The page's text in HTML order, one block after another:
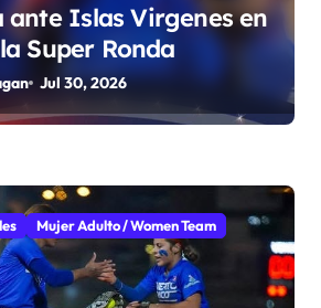
ante Islas Virgenes en
Super Ronda
Jul 30, 2026
Mujer Adulto / Women Team